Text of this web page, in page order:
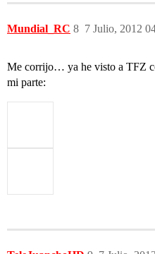
Mundial_RC 7 Julio, 2012
8
Me corrijo… ya he visto a TFZ
mi parte: